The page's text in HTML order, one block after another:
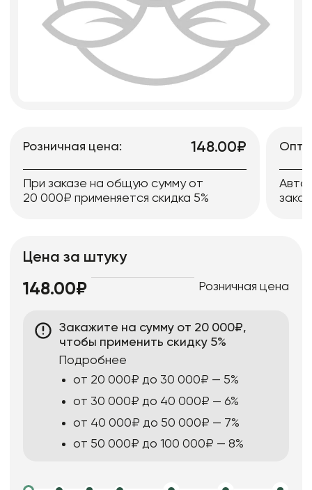
Розничная цена: 148.00₽
При заказе на общую сумму от
20 000₽ применяется скидка 5%
Цена за штуку
148.00₽ Розничная цена
Закажите на сумму от 20 000₽,
чтобы применить скидку 5%
Подробнее
от 20 000₽ до 30 000₽ — 5%
от 30 000₽ до 40 000₽ — 6%
от 40 000₽ до 50 000₽ — 7%
от 50 000₽ до 100 000₽ — 8%